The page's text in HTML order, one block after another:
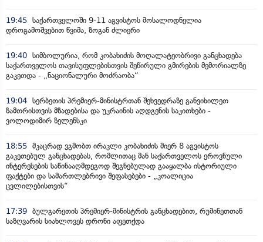
19:45 საქართველოში 9-11 აგვისტოს მოსალოდნელია
დროგამოშვებით წვიმა, ზოგან ძლიერი
19:40 სიმბოლურია, რომ კობახიძის მოღალატეობრივი განცხადება
საქართველოს თავისუფლებისთვის შეწირული გმირების მემორიალზე
გაკეთდა - „ნაციონალური მოძრაობა“
19:04 სერბეთის პრემიერ-მინისტრთან შეხვედრაზე განვიხილეთ
ზამთრისთვის მზადებისა და უკრაინის აღდგენის საკითხები -
ვოლოდიმირ ზელენსკი
18:55 მკაცრად ვგმობთ ირაკლი კობახიძის მიერ 8 აგვისტოს
გაკეთებულ განცხადებას, რომლითაც მან საქართველოს ეროვნული
ინტერესების საწინააღმდეგოდ შეგნებულად გააყალბა ისტორიული
ფაქტები და სამართლებრივი შეფასებები - „კოალიცია
ცვლილებისთვის“
17:39 ბულგარეთის პრემიერ-მინისტრის განცხადებით, რუმინეთთან
საზღვარის სიახლოვეს დრონი აფეთქდა